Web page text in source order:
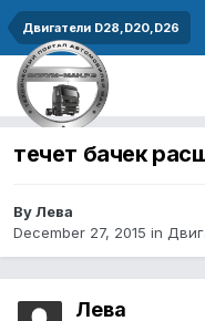
Двигатели D28,D20,D26
течет бачек
By Лева
December 27, 2015 in
Лева